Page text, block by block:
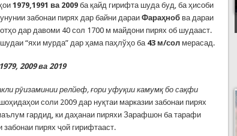
1979,1991 ва 2009 ба қайд гирифта шуда буд, ба ҳисоби
забонаи пирях дар байни дараиФараҳноб ва дараи
дар давоми 40 сол 1700 м майдони пирях об шудааст.
“яхи мурда” дар ҳама паҳлўҳо ба 43 м/сол мерасад.
2009 ва 2019
рӯизаминии релйеф, ғори уфуқии камумқ бо сақфи
соли 2009 дар нуқтаи марказии забонаи пирях
гардид, ки даҳанаи пиряхи Зарафшон ба тарафи
пирях ҷой гирифтааст.